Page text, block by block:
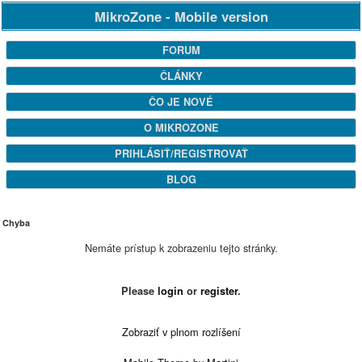
MikroZone - Mobile version
FORUM
ČLÁNKY
ČO JE NOVÉ
O MIKROZONE
PRIHLÁSIŤ/REGISTROVAŤ
BLOG
Chyba
Nemáte prístup k zobrazeniu tejto stránky.
Please login or register.
Zobraziť v plnom rozlíšení